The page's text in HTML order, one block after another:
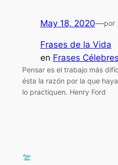
May 18, 2020—por
Frases de la Vida
en Frases Célebres
Pensar es el trabajo más
ésta la razón por la que
lo practiquen. Henry Ford